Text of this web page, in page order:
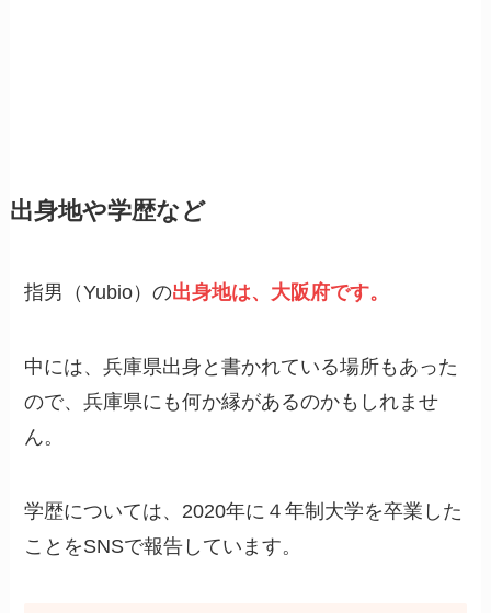
出身地や学歴など
指男（Yubio）の出身地は、大阪府です。
中には、兵庫県出身と書かれている場所もあった
ので、兵庫県にも何か縁があるのかもしれませ
ん。
学歴については、2020年に４年制大学を卒業した
ことをSNSで報告しています。